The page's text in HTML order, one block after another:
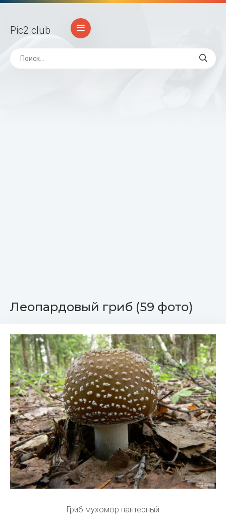
Pic2.club
Леопардовый гриб (59 фото)
Гриб мухомор пантерный